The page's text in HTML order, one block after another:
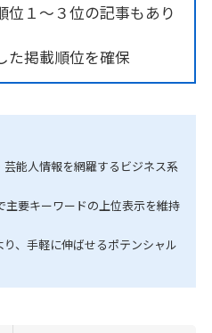
位１〜３位の記事もあり
た掲載順位を確保
能人情報を網羅するビジネス系
要キーワードの上位表示を維持
、手軽に伸ばせるポテンシャル